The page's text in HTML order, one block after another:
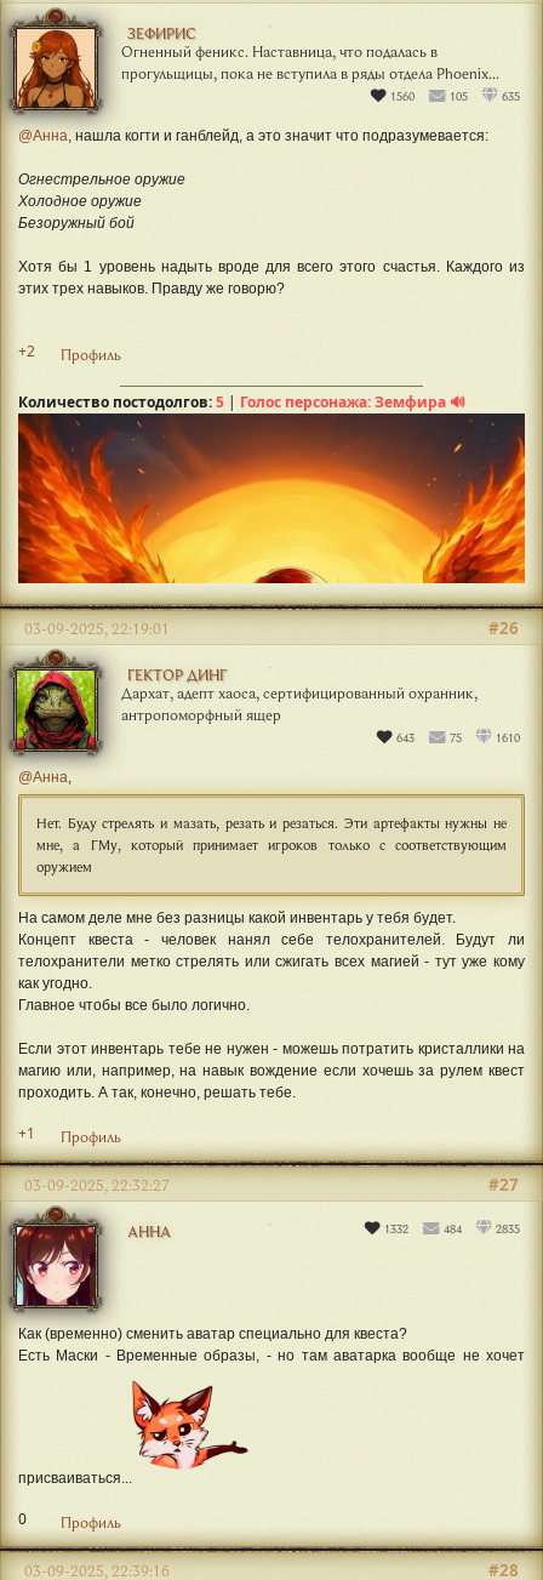
ЗЕФИРИС
Огненный феникс. Наставница, что подалась в
прогульщицы, пока не вступила в ряды отдела Phoenix...
1560 105 635
@Анна, нашла когти и ганблейд, а это значит что подразумевается:
Огнестрельное оружие
Холодное оружие
Безоружный бой
Хотя бы 1 уровень надыть вроде для всего этого счастья. Каждого из
этих трех навыков. Правду же говорю?
+2 Профиль
Количество постодолгов:5 | Голос персонажа: Земфира 🔊
ГЕКТОР ДИНГ
Дархат, адепт хаоса, сертифицированный охранник,
антропоморфный ящер
643 75 1610
#26
03-09-2025, 22:19:01
@Анна,
Нет. Буду стрелять и мазать, резать и резаться. Эти артефакты нужны не
мне, а ГМу, который принимает игроков только с соответствующим
оружием
На самом деле мне без разницы какой инвентарь у тебя будет.
Концепт квеста - человек нанял себе телохранителей. Будут ли
телохранители метко стрелять или сжигать всех магией - тут уже кому
как угодно.
Главное чтобы все было логично.
Если этот инвентарь тебе не нужен - можешь потратить кристаллики на
магию или, например, на навык вождение если хочешь за рулем квест
проходить. А так, конечно, решать тебе.
+1 Профиль
АННА 1332 484 2835
#27
03-09-2025, 22:32:27
Как (временно) сменить аватар специально для квеста?
Есть Маски - Временные образы, - но там аватарка вообще не хочет
присваиваться...
0 Профиль
#28
03-09-2025, 22:39:16